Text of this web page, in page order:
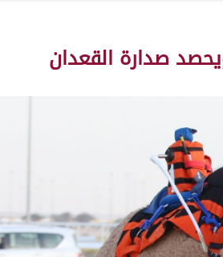
صدارة القعدان